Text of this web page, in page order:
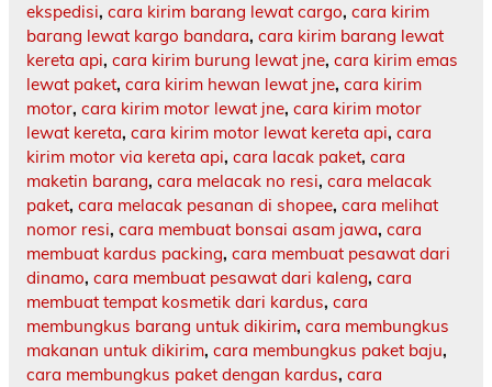
ekspedisi, cara kirim barang lewat cargo, cara kirim
barang lewat kargo bandara, cara kirim barang lewat
kereta api, cara kirim burung lewat jne, cara kirim emas
lewat paket, cara kirim hewan lewat jne, cara kirim
motor, cara kirim motor lewat jne, cara kirim motor
lewat kereta, cara kirim motor lewat kereta api, cara
kirim motor via kereta api, cara lacak paket, cara
maketin barang, cara melacak no resi, cara melacak
paket, cara melacak pesanan di shopee, cara melihat
nomor resi, cara membuat bonsai asam jawa, cara
membuat kardus packing, cara membuat pesawat dari
dinamo, cara membuat pesawat dari kaleng, cara
membuat tempat kosmetik dari kardus, cara
membungkus barang untuk dikirim, cara membungkus
makanan untuk dikirim, cara membungkus paket baju,
cara membungkus paket dengan kardus, cara